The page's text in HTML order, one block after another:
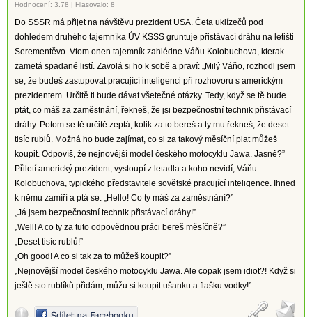
Hodnocení: 3.78 | Hlasovalo: 8
Do SSSR má přijet na návštěvu prezident USA. Četa uklízečů pod
dohledem druhého tajemníka ÚV KSSS gruntuje přistávací dráhu na letišti
Serementěvo. Vtom onen tajemník zahlédne Váňu Kolobuchova, kterak
zametá spadané listí. Zavolá si ho k sobě a praví: „Milý Váňo, rozhodl jsem
se, že budeš zastupovat pracující inteligenci při rozhovoru s americkým
prezidentem. Určitě ti bude dávat všetečné otázky. Tedy, když se tě bude
ptát, co máš za zaměstnání, řekneš, že jsi bezpečnostní technik přistávací
dráhy. Potom se tě určitě zeptá, kolik za to bereš a ty mu řekneš, že deset
tisíc rublů. Možná ho bude zajímat, co si za takový měsíční plat můžeš
koupit. Odpovíš, že nejnovější model českého motocyklu Jawa. Jasně?”
Přiletí americký prezident, vystoupí z letadla a koho nevidí, Váňu
Kolobuchova, typického představitele sovětské pracující inteligence. Ihned
k němu zamíří a ptá se: „Hello! Co ty máš za zaměstnání?”
„Já jsem bezpečnostní technik přistávací dráhy!”
„Well! A co ty za tuto odpovědnou práci bereš měsíčně?”
„Deset tisíc rublů!”
„Oh good! A co si tak za to můžeš koupit?”
„Nejnovější model českého motocyklu Jawa. Ale copak jsem idiot?! Když si
ještě sto rublíků přidám, můžu si koupit ušanku a flašku vodky!”